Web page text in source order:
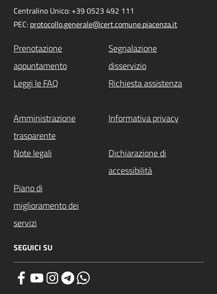
Centralino Unico: +39 0523 492 111
PEC: protocollo.generale@cert.comune.piacenza.it
Prenotazione
appuntamento
Segnalazione
disservizio
Leggi le FAQ
Richiesta assistenza
Amministrazione
trasparente
Informativa privacy
Note legali
Dichiarazione di
accessibilità
Piano di
miglioramento dei
servizi
SEGUICI SU